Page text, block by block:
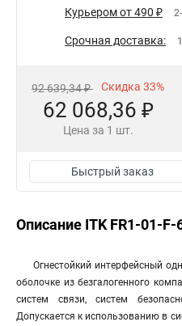
Курьером от 490 ₽
Срочная доставка:
92 639,34 ₽ Скидка 33%
62 068,36 ₽
Цена за 1 шт.
Быстрый заказ
Описание ITK FR1-01-F-
Огнестойкий интерфейсный
оболочке из безгалогенного
систем связи, систем
Допускается к использованию в